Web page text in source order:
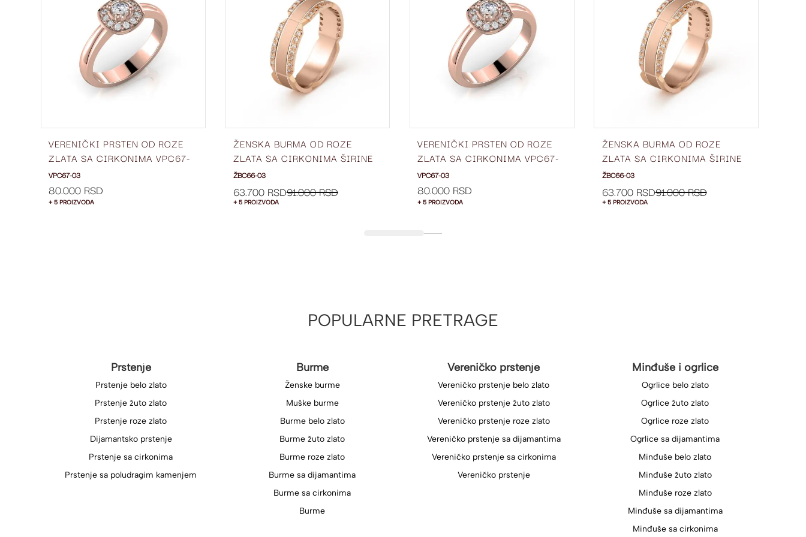
VERENIČKI PRSTEN OD ROZE
ZLATA SA CIRKONIMA VPC67-
03
VPC67-03
80.000 RSD
+ 5 PROIZVODA
ŽENSKA BURMA OD ROZE
ZLATA SA CIRKONIMA ŠIRINE
6 MM ŽBC66-03
ŽBC66-03
63.700 RSD91.000 RSD
+ 5 PROIZVODA
VERENIČKI PRSTEN OD ROZE
ZLATA SA CIRKONIMA VPC67-
03
VPC67-03
80.000 RSD
+ 5 PROIZVODA
ŽENSKA BURMA OD ROZE
ZLATA SA CIRKONIMA ŠIRINE
6 MM ŽBC66-03
ŽBC66-03
63.700 RSD91.000 RSD
+ 5 PROIZVODA
POPULARNE PRETRAGE
Prstenje
Prstenje belo zlato
Prstenje žuto zlato
Prstenje roze zlato
Dijamantsko prstenje
Prstenje sa cirkonima
Prstenje sa poludragim kamenjem
Burme
Ženske burme
Muške burme
Burme belo zlato
Burme žuto zlato
Burme roze zlato
Burme sa dijamantima
Burme sa cirkonima
Burme
Vereničko prstenje
Vereničko prstenje belo zlato
Vereničko prstenje žuto zlato
Vereničko prstenje roze zlato
Vereničko prstenje sa dijamantima
Vereničko prstenje sa cirkonima
Vereničko prstenje
Minđuše i ogrlice
Ogrlice belo zlato
Ogrlice žuto zlato
Ogrlice roze zlato
Ogrlice sa dijamantima
Minđuše belo zlato
Minđuše žuto zlato
Minđuše roze zlato
Minđuše sa dijamantima
Minđuše sa cirkonima